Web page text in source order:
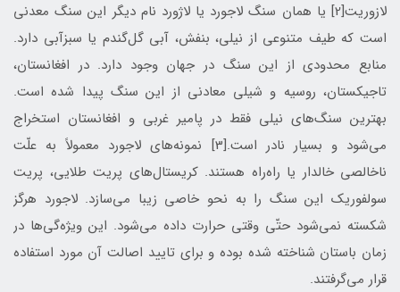
لازوريت[2] يا همان سنگ لاجورد يا لاژورد نام دیگر این سنگ معدنی
است که طیف متنوعی از نیلی، بنفش، آبی‌ گل‌گندم یا سبز‌آبی دارد.
منابع محدودی از این سنگ در جهان وجود دارد. در افغانستان،
تاجیکستان، روسیه و شیلی معادني از اين سنگ پيدا شده است.
بهترین سنگ‌های نیلی فقط در پامیر غربی و افغانستان استخراج
می‌شود و بسیار نادر است.[3] نمونه‌های لاجورد معمولاً به علّت
نا‌خالصی خالدار یا راه‌راه هستند. کریستال‌های پریت طلایی، پریت‌
سولفوریک این سنگ را به‌ نحو خاصی زیبا می‌سازد. لاجورد هرگز
شکسته نمی‌شود حتّی وقتی حرارت داده می‌شود. این ویژه‌گی‌ها در
زمان باستان شناخته شده بوده و برای تایید اصالت آن مورد استفاده
قرار می‌گرفتند.